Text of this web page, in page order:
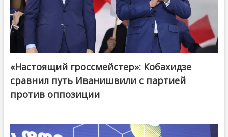
@ქართული ოცნება / Georgian Dream
«Настоящий гроссмейстер»: Кобахидзе
сравнил путь Иванишвили с партией
против оппозиции